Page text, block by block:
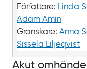
Författare: Linda
Adam Amin
Granskare: Anna
Sissela Liljeqvist
Akut